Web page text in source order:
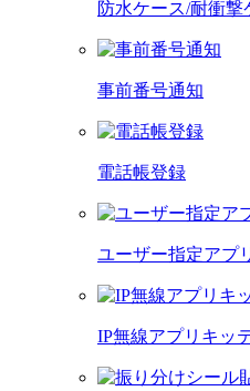
防水ケース/耐衝撃
事前番号通知
電話帳登録
ユーザー指定アプ
IP無線アプリキッ